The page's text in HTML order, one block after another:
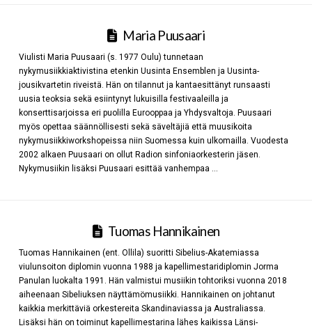
Maria Puusaari
Viulisti Maria Puusaari (s. 1977 Oulu) tunnetaan
nykymusiikkiaktivistina etenkin Uusinta Ensemblen ja Uusinta-
jousikvartetin riveistä. Hän on tilannut ja kantaesittänyt runsaasti
uusia teoksia sekä esiintynyt lukuisilla festivaaleilla ja
konserttisarjoissa eri puolilla Eurooppaa ja Yhdysvaltoja. Puusaari
myös opettaa säännöllisesti sekä säveltäjiä että muusikoita
nykymusiikkiworkshopeissa niin Suomessa kuin ulkomailla. Vuodesta
2002 alkaen Puusaari on ollut Radion sinfoniaorkesterin jäsen.
Nykymusiikin lisäksi Puusaari esittää vanhempaa …
Tuomas Hannikainen
Tuomas Hannikainen (ent. Ollila) suoritti Sibelius-Akatemiassa
viulunsoiton diplomin vuonna 1988 ja kapellimestaridiplomin Jorma
Panulan luokalta 1991. Hän valmistui musiikin tohtoriksi vuonna 2018
aiheenaan Sibeliuksen näyttämömusiikki. Hannikainen on johtanut
kaikkia merkittäviä orkestereita Skandinaviassa ja Australiassa.
Lisäksi hän on toiminut kapellimestarina lähes kaikissa Länsi-